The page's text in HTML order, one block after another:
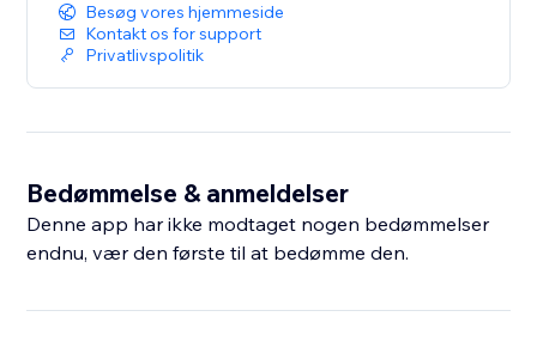
Besøg vores hjemmeside
Kontakt os for support
Privatlivspolitik
Bedømmelse & anmeldelser
Denne app har ikke modtaget nogen bedømmelser
endnu, vær den første til at bedømme den.